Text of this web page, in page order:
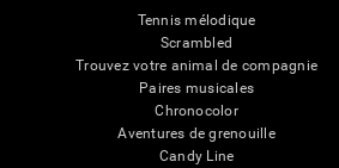
Tennis mélodique
Scrambled
Trouvez votre animal de compagnie
Paires musicales
Chronocolor
Aventures de grenouille
Candy Line